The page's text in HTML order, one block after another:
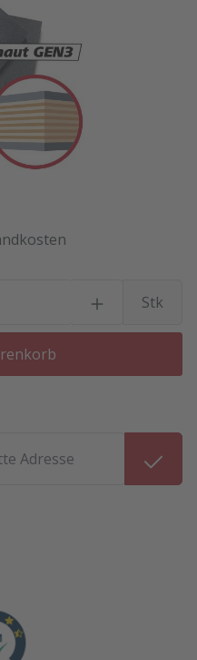
Stk